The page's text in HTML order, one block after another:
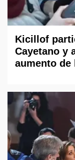
Kicillof
Cayetano y
aumento de